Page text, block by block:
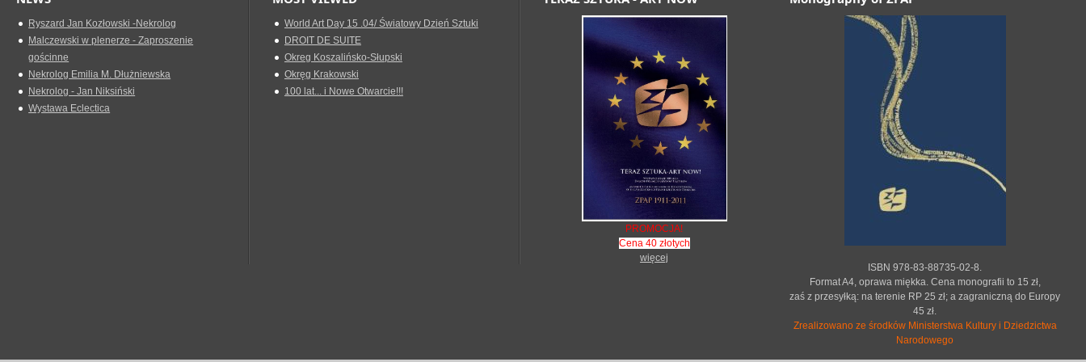
Ryszard Jan Kozłowski -Nekrolog
Malczewski w plenerze - Zaproszenie
gościnne
Nekrolog Emilia M. Dłużniewska
Nekrolog - Jan Niksiński
Wystawa Eclectica
World Art Day 15 .04/ Światowy Dzień Sztuki
DROIT DE SUITE
Okreg Koszalińsko-Słupski
Okręg Krakowski
100 lat... i Nowe Otwarcie!!!
PROMOCJA!
Cena 40 złotych
więcej
ISBN 978-83-88735-02-8.
Format A4, oprawa miękka. Cena monografii to 15 zł,
zaś z przesyłką: na terenie RP 25 zł; a zagraniczną do Europy
45 zł.
Zrealizowano ze środków Ministerstwa Kultury i Dziedzictwa
Narodowego